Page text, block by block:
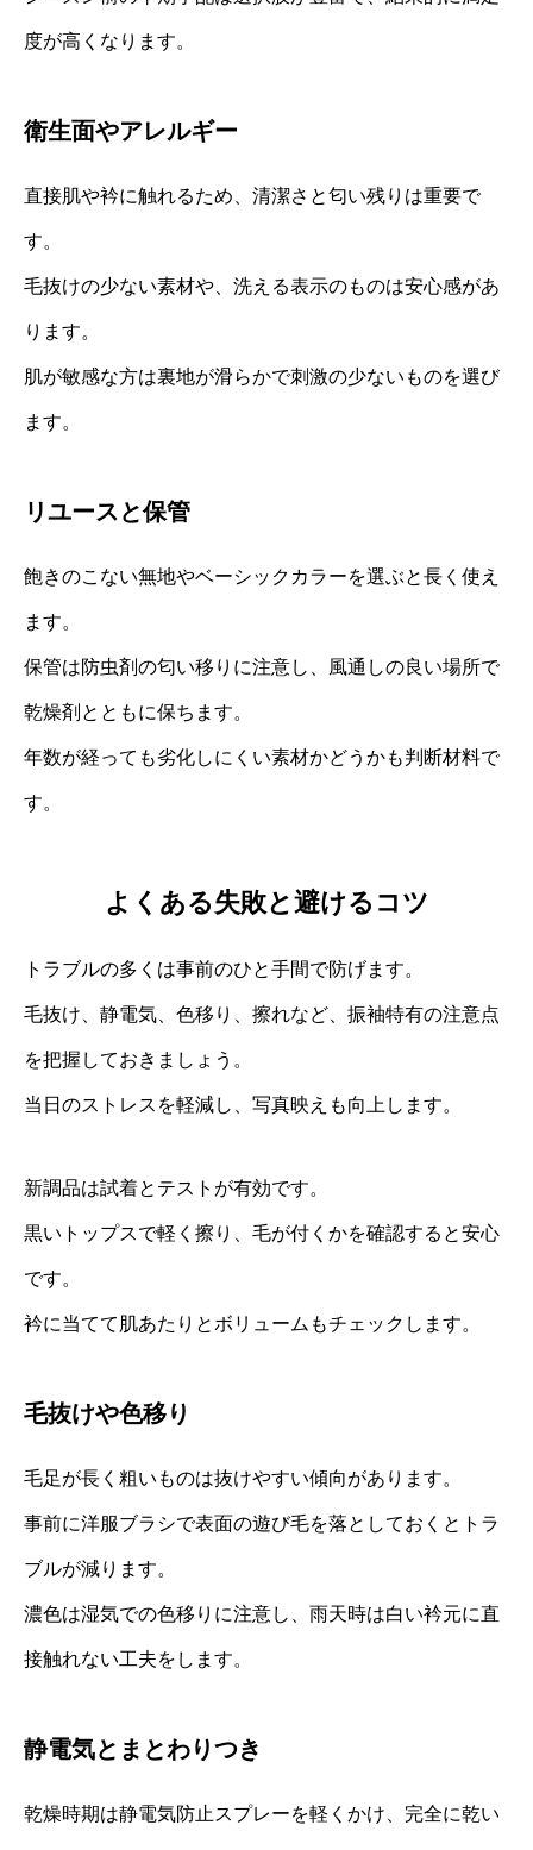
度が高くなります。
衛生面やアレルギー
直接肌や衿に触れるため、清潔さと匂い残りは重要で
す。
毛抜けの少ない素材や、洗える表示のものは安心感があ
ります。
肌が敏感な方は裏地が滑らかで刺激の少ないものを選び
ます。
リユースと保管
飽きのこない無地やベーシックカラーを選ぶと長く使え
ます。
保管は防虫剤の匂い移りに注意し、風通しの良い場所で
乾燥剤とともに保ちます。
年数が経っても劣化しにくい素材かどうかも判断材料で
す。
よくある失敗と避けるコツ
トラブルの多くは事前のひと手間で防げます。
毛抜け、静電気、色移り、擦れなど、振袖特有の注意点
を把握しておきましょう。
当日のストレスを軽減し、写真映えも向上します。
新調品は試着とテストが有効です。
黒いトップスで軽く擦り、毛が付くかを確認すると安心
です。
衿に当てて肌あたりとボリュームもチェックします。
毛抜けや色移り
毛足が長く粗いものは抜けやすい傾向があります。
事前に洋服ブラシで表面の遊び毛を落としておくとトラ
ブルが減ります。
濃色は湿気での色移りに注意し、雨天時は白い衿元に直
接触れない工夫をします。
静電気とまとわりつき
乾燥時期は静電気防止スプレーを軽くかけ、完全に乾い